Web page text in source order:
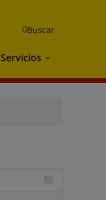
Buscar
Servicios Servicios